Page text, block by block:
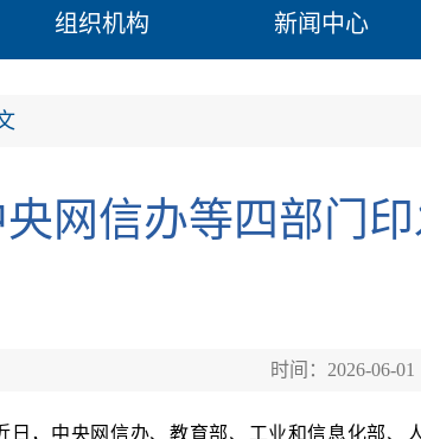
组织机构 新闻中心
央网信办等四部门
时间：2026-06-01
日，中央网信办、教育部、工业和信息化部、